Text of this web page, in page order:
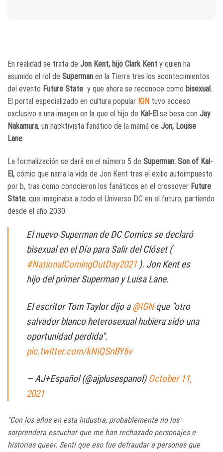
En realidad se trata de Jon Kent, hijo Clark Kent y quien ha
asumido el rol de Superman en la Tierra tras los acontecimientos
del evento Future State y que ahora se reconoce como bisexual.
El portal especializado en cultura popular IGN tuvo acceso
exclusivo a una imagen en la que el hijo de Kal-El se besa con Jay
Nakamura, un hacktivista fanático de la mamá de Jon, Louise
Lane.
La formalización se dará en el número 5 de Superman: Son of Kal-
El, cómic que narra la vida de Jon Kent tras el exilio autoimpuesto
por b, tras como conocieron los fanáticos en el crossover Future
State, que imaginaba a todo el Universo DC en el futuro, partiendo
desde el año 2030.
El nuevo Superman de DC Comics se declaró
bisexual en el Día para Salir del Clóset (
#NationalComingOutDay2021). Jon Kent es
hijo del primer Superman y Luisa Lane.
El escritor Tom Taylor dijo a@IGNque "otro
salvador blanco heterosexual hubiera sido una
oportunidad perdida".
pic.twitter.com/kNiQSnBY6v
— AJ+Español (@ajplusespanol) October 11,
2021
"Con los años en esta industra, probablemente no los
sorprendera escuchar que me han rechazado personajes e
historias queer. Sentí que eso fue defraudar a personas que